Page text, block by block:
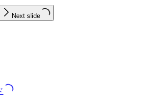
Next slide